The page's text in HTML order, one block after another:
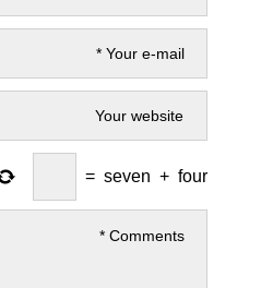
four
+
seven
=